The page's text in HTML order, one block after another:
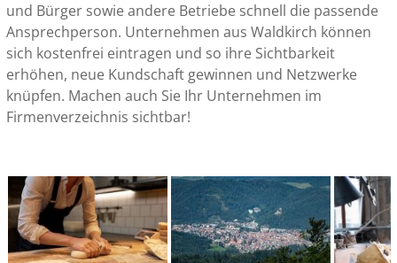
und Bürger sowie andere Betriebe schnell die passende
Ansprechperson. Unternehmen aus Waldkirch können
sich kostenfrei eintragen und so ihre Sichtbarkeit
erhöhen, neue Kundschaft gewinnen und Netzwerke
knüpfen. Machen auch Sie Ihr Unternehmen im
Firmenverzeichnis sichtbar!